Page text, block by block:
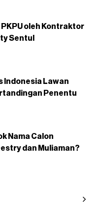
oleh Kontraktor
Sentul
Indonesia Lawan
Penentu
Nama Calon
dan Muliaman?